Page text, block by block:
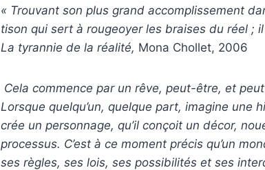
« Trouvant son plus grand accomplissement
tison qui sert à rougeoyer les braises du réel ; il
La tyrannie de la réalité, Mona Chollet, 2006
Cela commence par un rêve, peut-être, et
Lorsque quelqu’un, quelque part, imagine une
crée un personnage, qu’il conçoit un décor,
processus. C’est à ce moment précis qu’un
ses règles, ses lois, ses possibilités et ses